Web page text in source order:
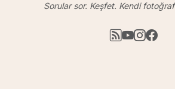
Sorular sor. Keşfet. Kendi